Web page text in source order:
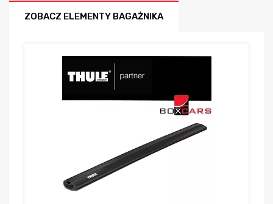
ZOBACZ ELEMENTY BAGAŻNIKA